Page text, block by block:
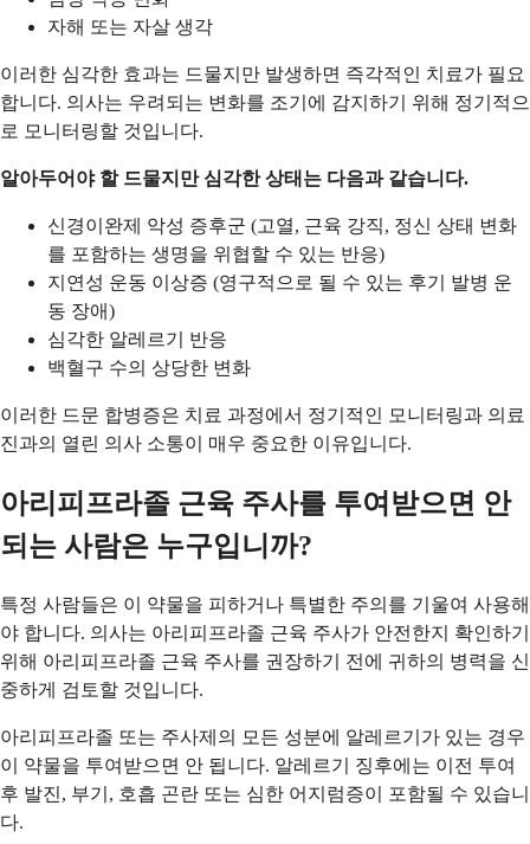
자해 또는 자살 생각
이러한 심각한 효과는 드물지만 발생하면 즉각적인 치료가 필요
합니다. 의사는 우려되는 변화를 조기에 감지하기 위해 정기적으
로 모니터링할 것입니다.
알아두어야 할 드물지만 심각한 상태는 다음과 같습니다.
신경이완제 악성 증후군 (고열, 근육 강직, 정신 상태 변화
를 포함하는 생명을 위협할 수 있는 반응)
지연성 운동 이상증 (영구적으로 될 수 있는 후기 발병 운
동 장애)
심각한 알레르기 반응
백혈구 수의 상당한 변화
이러한 드문 합병증은 치료 과정에서 정기적인 모니터링과 의료
진과의 열린 의사 소통이 매우 중요한 이유입니다.
아리피프라졸 근육 주사를 투여받으면 안
되는 사람은 누구입니까?
특정 사람들은 이 약물을 피하거나 특별한 주의를 기울여 사용해
야 합니다. 의사는 아리피프라졸 근육 주사가 안전한지 확인하기
위해 아리피프라졸 근육 주사를 권장하기 전에 귀하의 병력을 신
중하게 검토할 것입니다.
아리피프라졸 또는 주사제의 모든 성분에 알레르기가 있는 경우
이 약물을 투여받으면 안 됩니다. 알레르기 징후에는 이전 투여
후 발진, 부기, 호흡 곤란 또는 심한 어지럼증이 포함될 수 있습니
다.